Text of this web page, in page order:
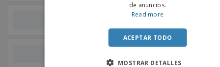
SOL'S | Chaqueta softshell de
SOL'S | Chaqueta Unisex Con
de anuncios.
Read more
ACEPTAR TODO
MOSTRAR DETALLES